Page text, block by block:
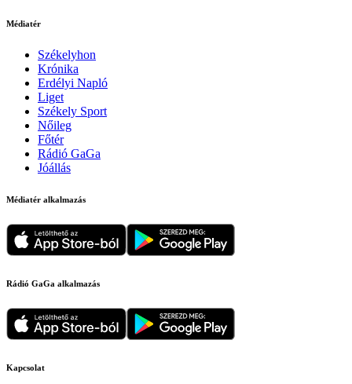
Médiatér
Székelyhon
Krónika
Erdélyi Napló
Liget
Székely Sport
Nőileg
Főtér
Rádió GaGa
Jóállás
Médiatér alkalmazás
Rádió GaGa alkalmazás
Kapcsolat